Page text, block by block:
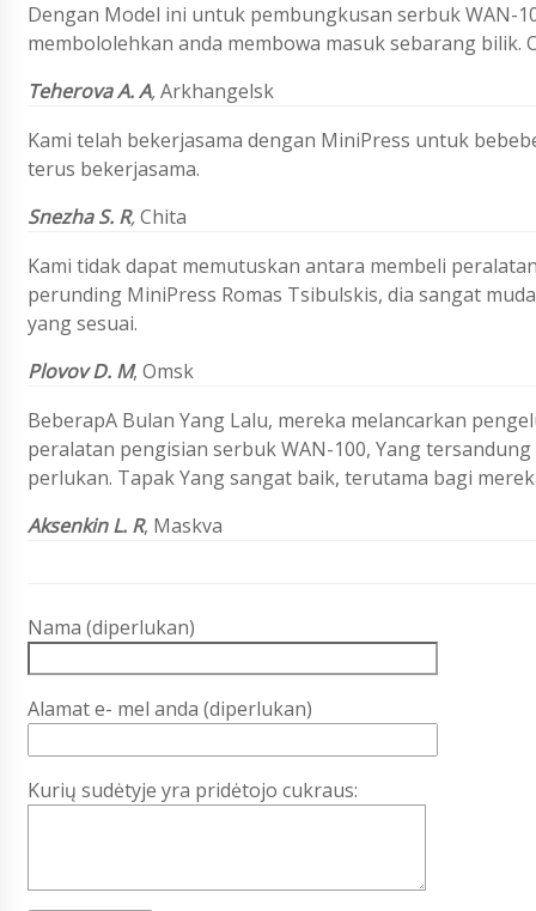
Dengan Model ini untuk pembungkusan serbuk WAN-
membololehkan anda membowa masuk sebarang
Teherova A. A,Arkhangelsk
Kami telah bekerjasama dengan MiniPress untuk
terus bekerjasama.
Snezha S. R,Chita
Kami tidak dapat memutuskan antara membeli
perunding MiniPress Romas Tsibulskis, dia sangat
yang sesuai.
Plovov D. M, Omsk
BeberapA Bulan Yang Lalu, mereka melancarkan
peralatan pengisian serbuk WAN-100, Yang
perlukan. Tapak Yang sangat baik, terutama bagi
Aksenkin L. R, Maskva
Nama (diperlukan)
Alamat e- mel anda (diperlukan)
Kurių sudėtyje yra pridėtojo cukraus: